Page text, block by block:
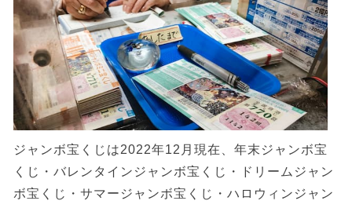
ジャンボ宝くじは2022年12月現在、年末ジャンボ宝
くじ・バレンタインジャンボ宝くじ・ドリームジャン
ボ宝くじ・サマージャンボ宝くじ・ハロウィンジャン